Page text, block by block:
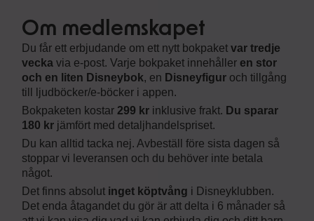
Om medlemskapet
Du får ett erbjudande om ett nytt bokpaketvar tredje
vecka via e-post. Varje bokpaket innehåller en stor
och en liten Disneybok, en Disneyfigur och tillgång
till ljudböcker/e-böcker i appen.
Bokpaketen kostar 299 kr inklusive frakt. Du sparar
180 kr jämfört med detaljhandelspriset.
Du kan alltid tacka nej. Avbeställ före sista dagen så
stoppar vi leveransen och du behöver inte betala
något.
Det finns absolut inget köptvång i Disneyklubben.
Det enda åtagandet du gör är att delta i 6 månader så